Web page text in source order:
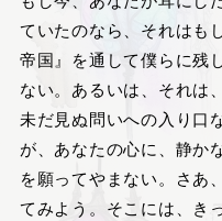
ていたのなら、それはも
帝国』を通して僕らに残
ない。あるいは、それは
未だ見ぬ問いへの入り口
が、あなたの心に、静か
を願ってやまない。さあ
てみよう。そこには、き